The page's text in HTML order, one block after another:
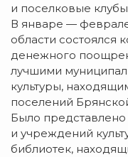
и поселковые
В январе —
области состоялся
денежного
лучшими
культуры,
поселений
Было представлено
и учреждений
библиотек,